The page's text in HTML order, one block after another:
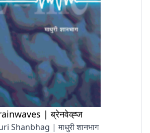
| ब्रेनवेव्ह्ज
Shanbhag | माधुरी शानभाग